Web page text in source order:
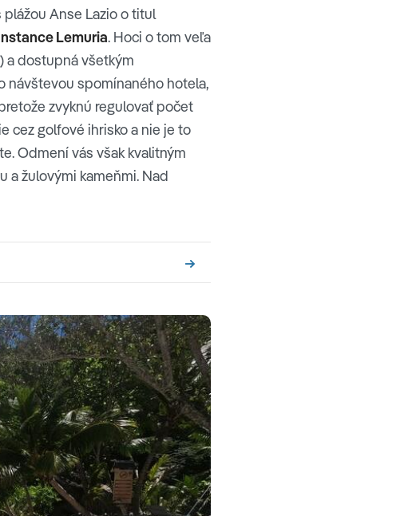
Anse Lazio o titul
Lemuria. Hoci o tom veľa
a dostupná všetkým
návštevou spomínaného hotela,
zvyknú regulovať počet
cez golfové ihrisko a nie je to
Odmení vás však kvalitným
a žulovými kameňmi. Nad